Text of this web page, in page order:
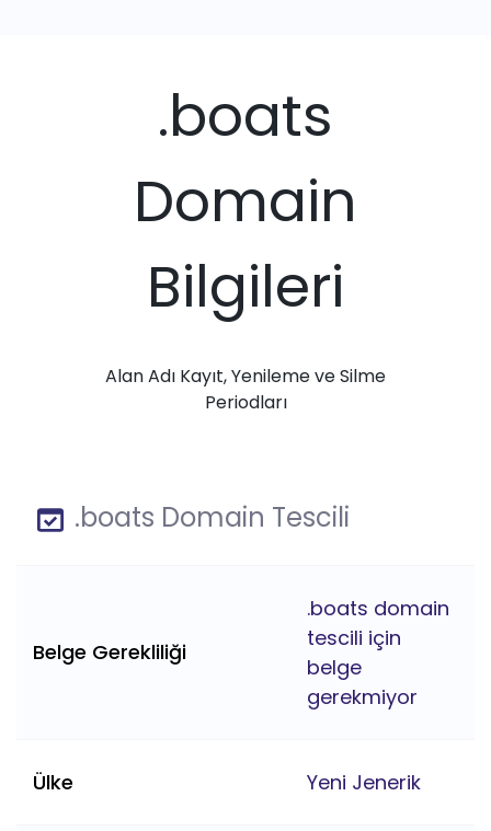
.boats
Domain
Bilgileri
Alan Adı Kayıt, Yenileme ve Silme
Periodları
.boats Domain Tescili
Belge Gerekliliği
.boats domain
tescili için
belge
gerekmiyor
Ülke Yeni Jenerik